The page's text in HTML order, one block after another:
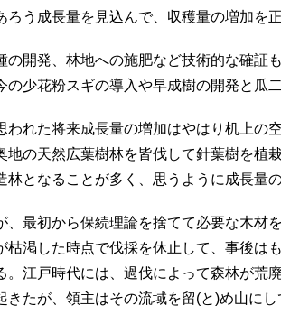
ろう成長量を見込んで、収穫量の増加を
開発、林地への施肥など技術的な確証
の少花粉スギの導入や早成樹の開発と瓜二
れた将来成長量の増加はやはり机上の
地の天然広葉樹林を皆伐して針葉樹を植
林となることが多く、思うように成長量
最初から保続理論を捨てて必要な木材
枯渇した時点で伐採を休止して、事後は
。江戸時代には、過伐によって森林が荒
きたが、領主はその流域を留(と)め山に